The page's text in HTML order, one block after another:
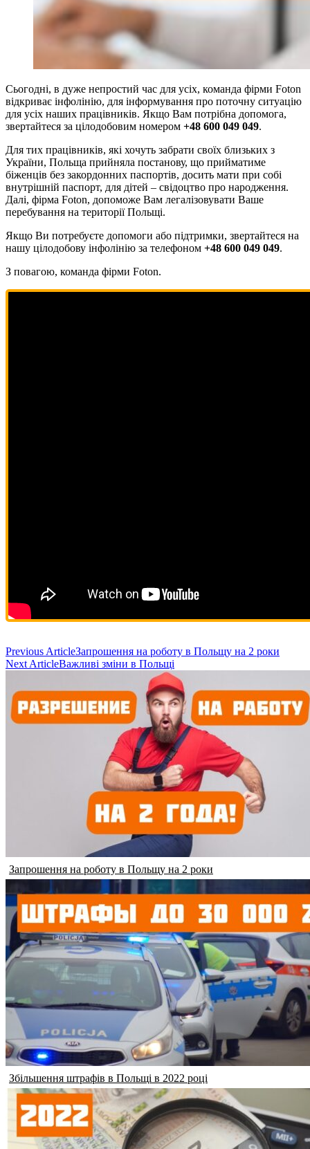
Сьогодні, в дуже непростий час для усіх, команда фірми Foton
відкриває інфолінію, для інформування про поточну ситуацію
для усіх наших працівників. Якщо Вам потрібна допомога,
звертайтеся за цілодобовим номером +48 600 049 049.
Для тих працівників, які хочуть забрати своїх близьких з
України, Польща прийняла постанову, що прийматиме
біженців без закордонних паспортів, досить мати при собі
внутрішній паспорт, для дітей – свідоцтво про народження.
Далі, фірма Foton, допоможе Вам легалізовувати Ваше
перебування на території Польщі.
Якщо Ви потребуєте допомоги або підтримки, звертайтеся на
нашу цілодобову інфолінію за телефоном +48 600 049 049.
З повагою, команда фірми Foton.
Post
Navigation
Previous ArticleЗапрошення на роботу в Польщу на 2 роки
Next ArticleВажливі зміни в Польщі
Запрошення на роботу в Польщу на 2 роки
Збільшення штрафів в Польщі в 2022 році